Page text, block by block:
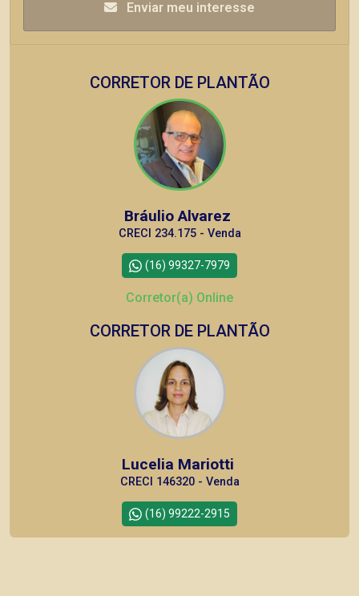
Enviar meu interesse
CORRETOR DE PLANTÃO
Bráulio Alvarez
CRECI 234.175 - Venda
(16) 99327-7979
Corretor(a) Online
CORRETOR DE PLANTÃO
Lucelia Mariotti
CRECI 146320 - Venda
(16) 99222-2915